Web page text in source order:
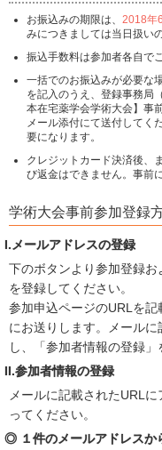
お振込みの期限は、 2018年
みにつきましては当日扱い
振込手数料は参加者各自で
一括でのお振込みが必要な場
を記入のうえ、登録事務局
本在宅薬学会学術大会】事
メール添付にて送付してく
要になります。
クレジットカード決済後、
び返金はできません。事前
学術大会事前参加登録
I.メールアドレスの登録
下のボタンより参加登録
を登録してください。
参加申込ページのURLを
にお送りします。メール
し、「参加者情報の登録」
II.参加者情報の登録
メールに記載されたURL
ってください。
◎ １件のメールアドレスか